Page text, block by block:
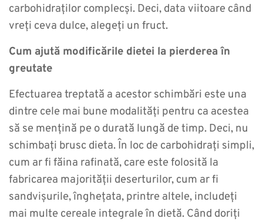
carbohidraților complecși. Deci, data viitoare când
vreți ceva dulce, alegeți un fruct.
Cum ajută modificările dietei la pierderea în
greutate
Efectuarea treptată a acestor schimbări este una
dintre cele mai bune modalități pentru ca acestea
să se mențină pe o durată lungă de timp. Deci, nu
schimbați brusc dieta. În loc de carbohidrați simpli,
cum ar fi făina rafinată, care este folosită la
fabricarea majorității deserturilor, cum ar fi
sandvișurile, înghețata, printre altele, includeți
mai multe cereale integrale în dietă. Când doriți